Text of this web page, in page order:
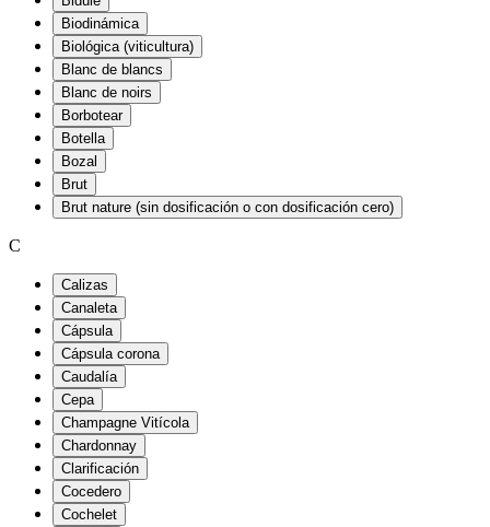
Biodinámica
Biológica (viticultura)
Blanc de blancs
Blanc de noirs
Borbotear
Botella
Bozal
Brut
Brut nature (sin dosificación o con dosificación cero)
C
Calizas
Canaleta
Cápsula
Cápsula corona
Caudalía
Cepa
Champagne Vitícola
Chardonnay
Clarificación
Cocedero
Cochelet